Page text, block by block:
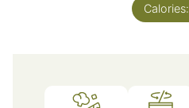
Calories: